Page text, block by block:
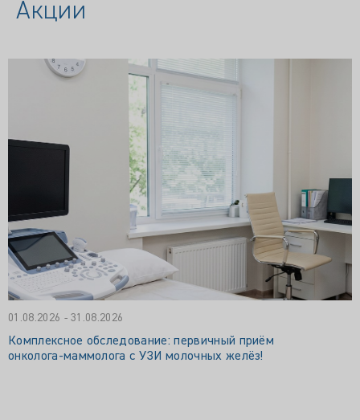
Акции
01.08.2026 - 31.08.2026
Комплексное обследование: первичный приём
онколога‑маммолога с УЗИ молочных желёз!